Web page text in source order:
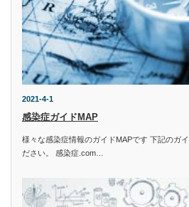
2021-4-1
感染症ガイドMAP
様々な感染症情報のガイドMAPです 下記のガ
ださい。 感染症.com…